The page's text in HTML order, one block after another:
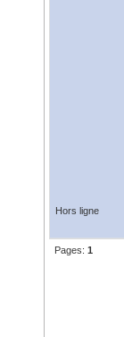
Hors ligne
Pages: 1